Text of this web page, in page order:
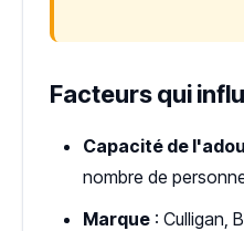
Facteurs qui
Capacité de
nombre de
Marque : Culligan,